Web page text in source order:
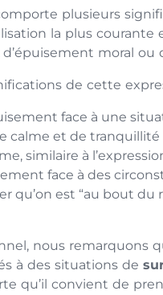
comporte plusieurs
la plus courante
moral ou
de cette
face à une
calme et de tranquillité
similaire à
face à des
qu’on est “au bout du
nous
à des situations de
qu’il convient de